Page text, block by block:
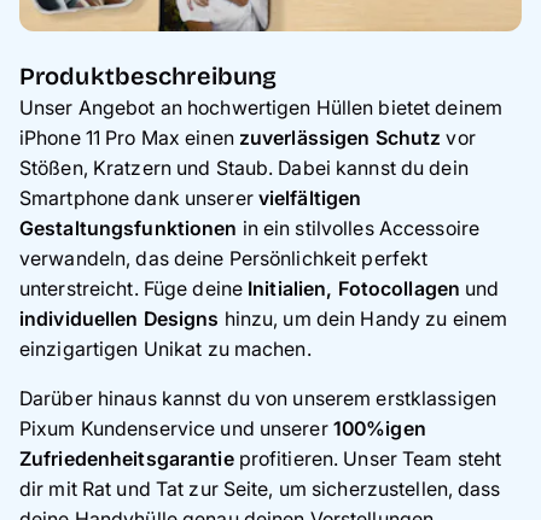
Produktbeschreibung
Unser Angebot an hochwertigen Hüllen bietet deinem
iPhone 11 Pro Max einen zuverlässigen Schutz vor
Stößen, Kratzern und Staub. Dabei kannst du dein
Smartphone dank unserer vielfältigen
Gestaltungsfunktionen in ein stilvolles Accessoire
verwandeln, das deine Persönlichkeit perfekt
unterstreicht. Füge deine Initialien, Fotocollagen und
individuellen Designs hinzu, um dein Handy zu einem
einzigartigen Unikat zu machen.
Darüber hinaus kannst du von unserem erstklassigen
Pixum Kundenservice und unserer 100%igen
Zufriedenheitsgarantieprofitieren. Unser Team steht
dir mit Rat und Tat zur Seite, um sicherzustellen, dass